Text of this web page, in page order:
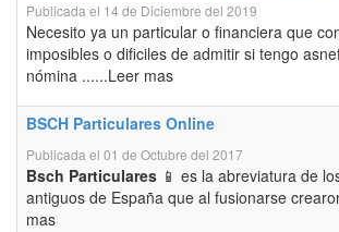
Publicada el 14 de Diciembre del 2019
Necesito ya un particular o financiera que
imposibles o dificiles de admitir si tengo
nómina ......Leer mas
BSCH Particulares Online
Publicada el 01 de Octubre del 2017
Bsch Particulares 📱 es la abreviatura de
antiguos de España que al fusionarse
mas